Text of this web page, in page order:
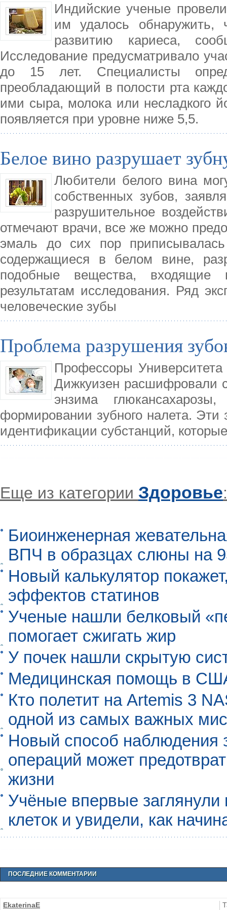
Индийские ученые
им удалось обнаружить,
развитию кариеса,
Исследование предусматривало
до 15 лет. Специалисты
преобладающий в полости рта
ими сыра, молока или несладкого
появляется при уровне ниже 5,5.
Белое вино разрушает
Любители белого вина
собственных зубов,
разрушительное
отмечают врачи, все же можно
эмаль до сих пор
содержащиеся в белом вине,
подобные вещества, входящие
результатам исследования. Ряд
человеческие зубы
Проблема разрушения
Профессоры
Дижкуизен расшифровали
энзима
формировании зубного налета.
идентификации субстанций,
Еще из категории Здоровье:
Биоинженерная
ВПЧ в образцах слюны на
Новый калькулятор
эффектов статинов
Ученые нашли белковый
помогает сжигать жир
У почек нашли скрытую
Медицинская помощь в
Кто полетит на Artemis 3
одной из самых важных
Новый способ наблюдения
операций может
жизни
Учёные впервые
клеток и увидели, как
ПОСЛЕДНИЕ КОММЕНТАРИИ
EkaterinaE